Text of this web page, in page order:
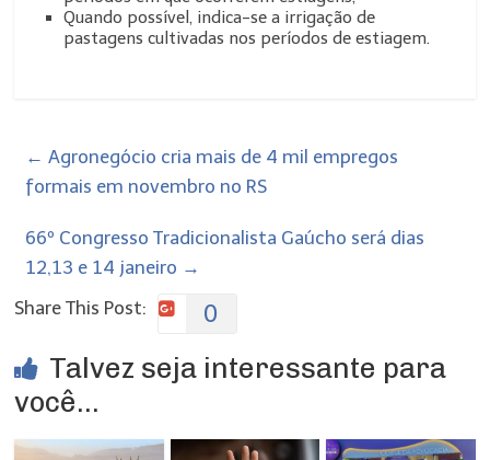
Quando possível, indica-se a irrigação de
pastagens cultivadas nos períodos de estiagem.
← Agronegócio cria mais de 4 mil empregos
formais em novembro no RS
66º Congresso Tradicionalista Gaúcho será dias
12,13 e 14 janeiro →
Share This Post:
0
Talvez seja interessante para
você...